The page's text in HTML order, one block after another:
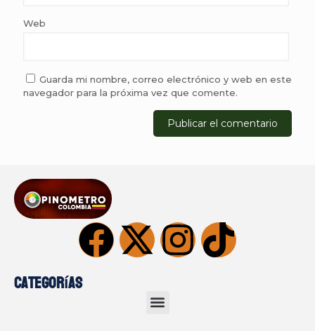
Web
Guarda mi nombre, correo electrónico y web en este
navegador para la próxima vez que comente.
Categorías